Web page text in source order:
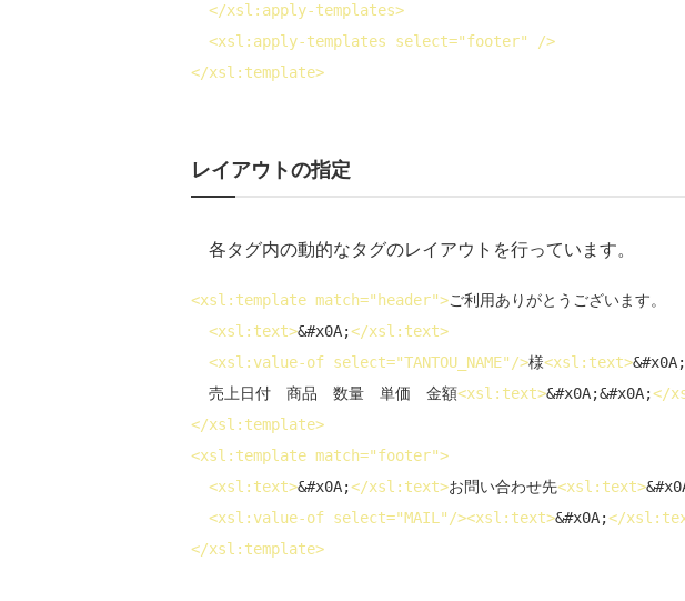
</xsl:apply-templates>
<xsl:apply-templates select="footer" />
</xsl:template>
レイアウトの指定
各タグ内の動的なタグのレイアウトを行っています。
<xsl:template match="header">ご利用ありがとうございます。
<xsl:text>&#x0A;</xsl:text>
<xsl:value-of select="TANTOU_NAME"/>様<xsl:text>&#x0A;
  売上日付　商品　数量　単価　金額
<xsl:text>&#x0A;&#x0A;</
</xsl:template>
<xsl:template match="footer">
<xsl:text>&#x0A;</xsl:text>お問い合わせ先<xsl:text>
<xsl:value-of select="MAIL"/><xsl:text>&#x0A;</
</xsl:template>